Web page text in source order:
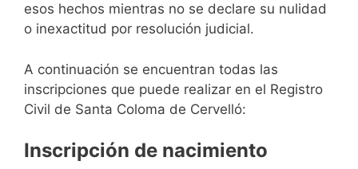
esos hechos mientras no se declare su nulidad
o inexactitud por resolución judicial.
A continuación se encuentran todas las
inscripciones que puede realizar en el Registro
Civil de Santa Coloma de Cervelló:
Inscripción de nacimiento